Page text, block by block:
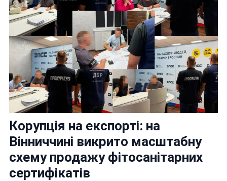
Корупція на експорті: на
Вінниччині викрито масштабну
схему продажу фітосанітарних
сертифікатів